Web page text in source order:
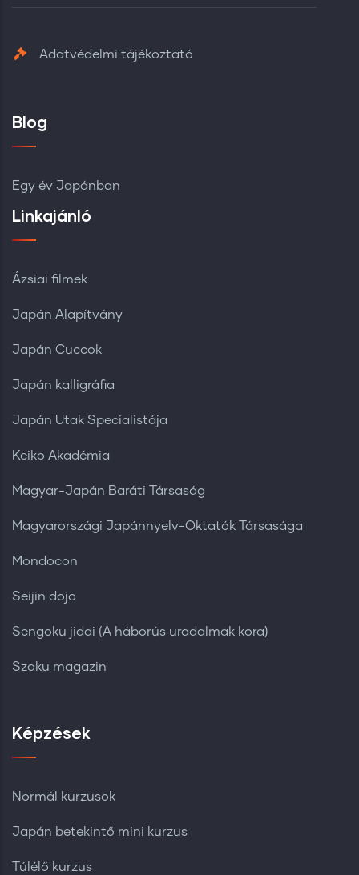
Adatvédelmi tájékoztató
Blog
Egy év Japánban
Linkajánló
Ázsiai filmek
Japán Alapítvány
Japán Cuccok
Japán kalligráfia
Japán Utak Specialistája
Keiko Akadémia
Magyar-Japán Baráti Társaság
Magyarországi Japánnyelv-Oktatók Társasága
Mondocon
Seijin dojo
Sengoku jidai (A háborús uradalmak kora)
Szaku magazin
Képzések
Normál kurzusok
Japán betekintő mini kurzus
Túlélő kurzus